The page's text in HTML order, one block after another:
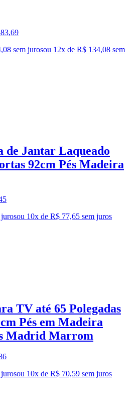
,69
sem jurosou 12x de R$ 134,08 sem
de Jantar Laqueado
92cm Pés Madeira
ou 10x de R$ 77,65 sem juros
TV até 65 Polegadas
Pés em Madeira
Madrid Marrom
ou 10x de R$ 70,59 sem juros